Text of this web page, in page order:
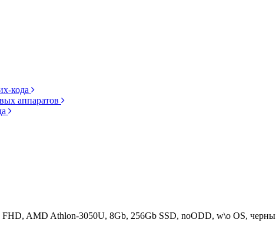
кода
аппаратов
AMD Athlon-3050U, 8Gb, 256Gb SSD, noODD, w\o OS, черны